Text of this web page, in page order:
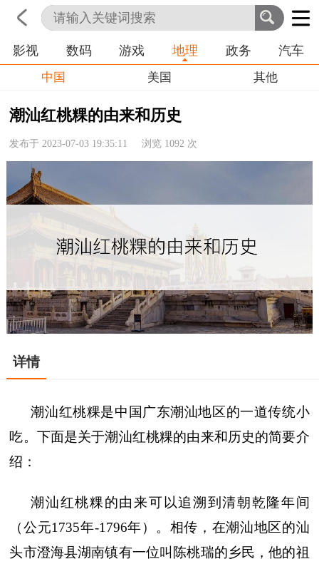
首页 科技 生活 职业
影视 数码 游戏 地理 政务 汽车
中国 美国 其他
潮汕红桃粿的由来和历史
发布于 2023-07-03 19:35:11 浏览 1092 次
详情
潮汕红桃粿是中国广东潮汕地区的一道传统小
吃。下面是关于潮汕红桃粿的由来和历史的简要介
绍：
潮汕红桃粿的由来可以追溯到清朝乾隆年间
（公元1735年-1796年）。相传，在潮汕地区的汕
头市澄海县湖南镇有一位叫陈桃瑞的乡民，他的祖